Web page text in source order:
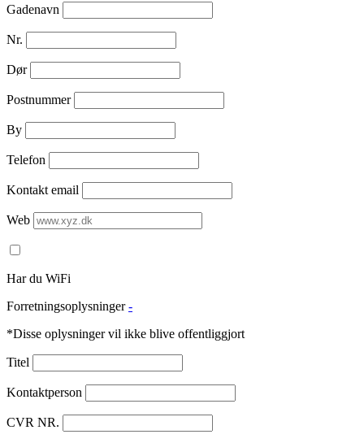
Gadenavn
Nr.
Dør
Postnummer
By
Telefon
Kontakt email
Web
Har du WiFi
Forretningsoplysninger -
*Disse oplysninger vil ikke blive offentliggjort
Titel
Kontaktperson
CVR NR.